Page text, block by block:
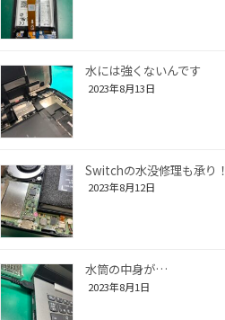
水には強くないんです
2023年8月13日
Switchの水没修理も承り！
2023年8月12日
水筒の中身が…
2023年8月1日